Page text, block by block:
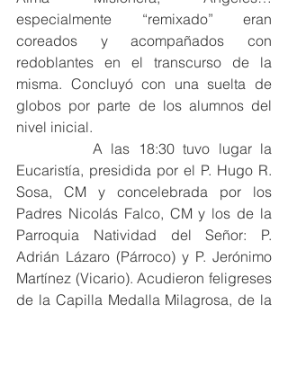
especialmente “remixado” eran
coreados y acompañados con
redoblantes en el transcurso de la
misma. Concluyó con una suelta de
globos por parte de los alumnos del
nivel inicial.
Eucaristía, presidida por el P. Hugo R.
Sosa, CM y concelebrada por los
Padres Nicolás Falco, CM y los de la
Parroquia Natividad del Señor: P.
Adrián Lázaro (Párroco) y P. Jerónimo
Martínez (Vicario). Acudieron feligreses
de la Capilla Medalla Milagrosa, de la